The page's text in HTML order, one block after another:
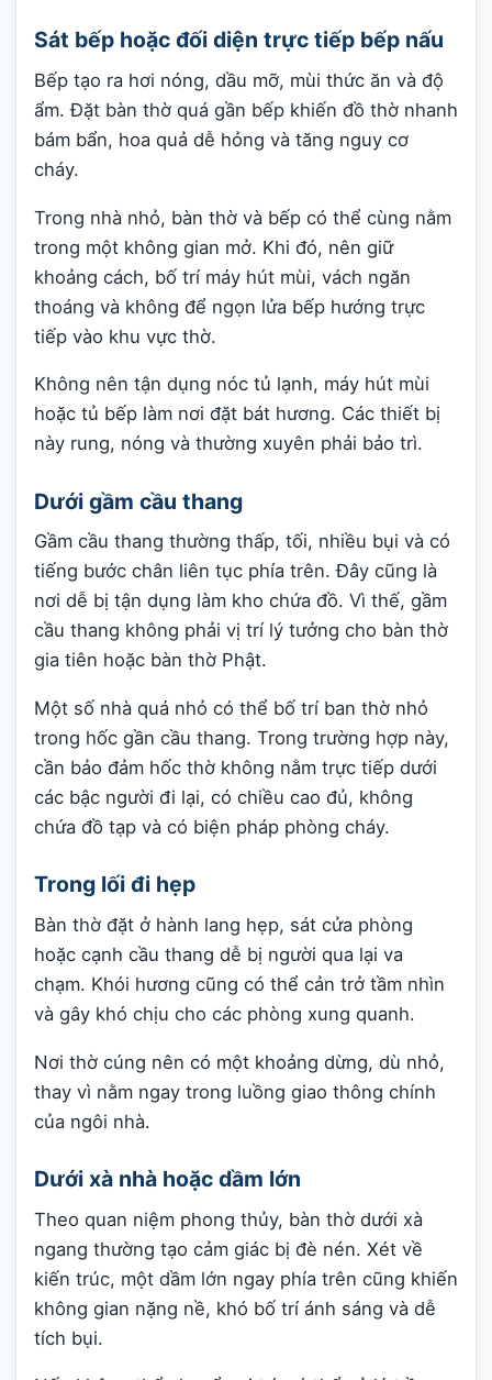
Sát bếp hoặc đối diện trực tiếp bếp nấu
Bếp tạo ra hơi nóng, dầu mỡ, mùi thức ăn và độ
ẩm. Đặt bàn thờ quá gần bếp khiến đồ thờ nhanh
bám bẩn, hoa quả dễ hỏng và tăng nguy cơ
cháy.
Trong nhà nhỏ, bàn thờ và bếp có thể cùng nằm
trong một không gian mở. Khi đó, nên giữ
khoảng cách, bố trí máy hút mùi, vách ngăn
thoáng và không để ngọn lửa bếp hướng trực
tiếp vào khu vực thờ.
Không nên tận dụng nóc tủ lạnh, máy hút mùi
hoặc tủ bếp làm nơi đặt bát hương. Các thiết bị
này rung, nóng và thường xuyên phải bảo trì.
Dưới gầm cầu thang
Gầm cầu thang thường thấp, tối, nhiều bụi và có
tiếng bước chân liên tục phía trên. Đây cũng là
nơi dễ bị tận dụng làm kho chứa đồ. Vì thế, gầm
cầu thang không phải vị trí lý tưởng cho bàn thờ
gia tiên hoặc bàn thờ Phật.
Một số nhà quá nhỏ có thể bố trí ban thờ nhỏ
trong hốc gần cầu thang. Trong trường hợp này,
cần bảo đảm hốc thờ không nằm trực tiếp dưới
các bậc người đi lại, có chiều cao đủ, không
chứa đồ tạp và có biện pháp phòng cháy.
Trong lối đi hẹp
Bàn thờ đặt ở hành lang hẹp, sát cửa phòng
hoặc cạnh cầu thang dễ bị người qua lại va
chạm. Khói hương cũng có thể cản trở tầm nhìn
và gây khó chịu cho các phòng xung quanh.
Nơi thờ cúng nên có một khoảng dừng, dù nhỏ,
thay vì nằm ngay trong luồng giao thông chính
của ngôi nhà.
Dưới xà nhà hoặc dầm lớn
Theo quan niệm phong thủy, bàn thờ dưới xà
ngang thường tạo cảm giác bị đè nén. Xét về
kiến trúc, một dầm lớn ngay phía trên cũng khiến
không gian nặng nề, khó bố trí ánh sáng và dễ
tích bụi.